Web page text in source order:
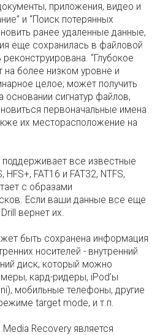
приложения, видео и
и “Поиск потерянных
ранее удаленные данные,
еще сохранилась в файловой
“Глубокое
на более низком уровне и
целое; может получить
сигнатур файлов,
первоначальные имена
их месторасположение на
поддерживает все известные
FAT16 и FAT32, NTFS,
с образами
Если ваши данные все еще
вернет их.
быть сохранена информация
носителей - внутренний
диск, который можно
кард-ридеры, iPod’ы
мобильные телефоны, другие
target mode, и т.п.
Recovery является